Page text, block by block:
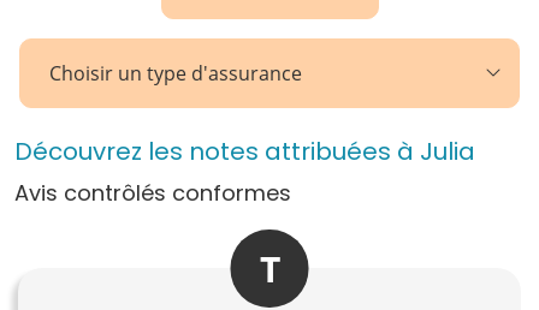
Choisir un type d'assurance
Découvrez les notes attribuées à Julia
Avis contrôlés conformes
T